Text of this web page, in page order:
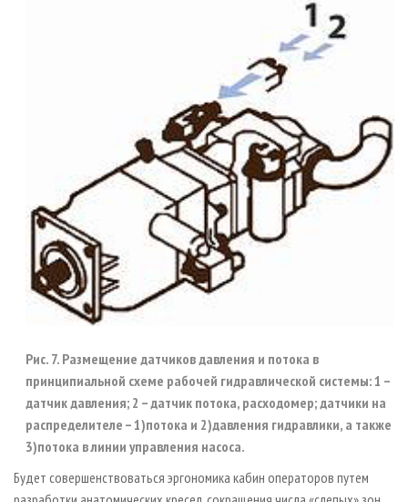
Рис. 7. Размещение датчиков давления и потока в
принципиальной схеме рабочей гидравлической системы: 1 –
датчик давления; 2 – датчик потока, расходомер; датчики на
распределителе – 1)потока и 2)давления гидравлики, а также
3)потока в линии управления насоса.
Будет совершенствоваться эргономика кабин операторов путем